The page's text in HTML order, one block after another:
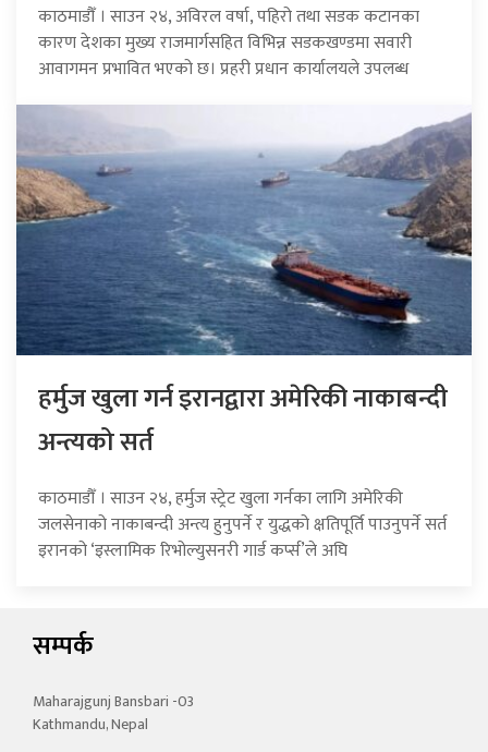
काठमाडौँ । साउन २४, अविरल वर्षा, पहिरो तथा सडक कटानका
कारण देशका मुख्य राजमार्गसहित विभिन्न सडकखण्डमा सवारी
आवागमन प्रभावित भएको छ। प्रहरी प्रधान कार्यालयले उपलब्ध
हर्मुज खुला गर्न इरानद्वारा अमेरिकी नाकाबन्दी
अन्त्यको सर्त
काठमाडौँ । साउन २४, हर्मुज स्ट्रेट खुला गर्नका लागि अमेरिकी
जलसेनाको नाकाबन्दी अन्त्य हुनुपर्ने र युद्धको क्षतिपूर्ति पाउनुपर्ने सर्त
इरानको ‘इस्लामिक रिभोल्युसनरी गार्ड कर्प्स’ले अघि
सम्पर्क
Maharajgunj Bansbari -03
Kathmandu, Nepal